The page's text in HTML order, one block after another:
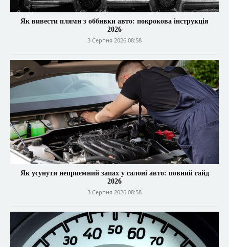
Як вивести плями з оббивки авто: покрокова інструкція
2026
3 Серпня 2026 08:58
Як усунути неприємний запах у салоні авто: повний гайд
2026
3 Серпня 2026 08:58